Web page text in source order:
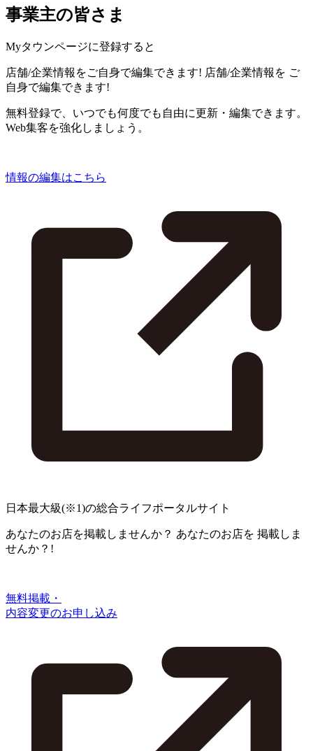
事業主の皆さま
Myタウンページに登録すると
店舗/企業情報をご自身で編集できます! 店舗/企業情報を ご
自身で編集できます!
無料登録で、いつでも何度でも自由に更新・編集できます。
Web集客を強化しましょう。
情報の編集はこちら
日本最大級(※1)の総合ライフポータルサイト
あなたのお店を掲載しませんか？ あなたのお店を 掲載しま
せんか？!
無料掲載・
内容変更のお申し込み